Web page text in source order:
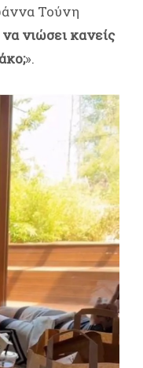
Τούνη
νιώσει κανείς
».